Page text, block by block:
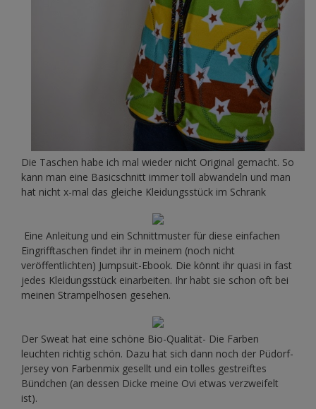
Die Taschen habe ich mal wieder nicht Original gemacht. So
kann man eine Basicschnitt immer toll abwandeln und man
hat nicht x-mal das gleiche Kleidungsstück im Schrank
Eine Anleitung und ein Schnittmuster für diese einfachen
Eingrifftaschen findet ihr in meinem (noch nicht
veröffentlichten) Jumpsuit-Ebook. Die könnt ihr quasi in fast
jedes Kleidungsstück einarbeiten. Ihr habt sie schon oft bei
meinen Strampelhosen gesehen.
Der Sweat hat eine schöne Bio-Qualität- Die Farben
leuchten richtig schön. Dazu hat sich dann noch der Püdorf-
Jersey von Farbenmix gesellt und ein tolles gestreiftes
Bündchen (an dessen Dicke meine Ovi etwas verzweifelt
ist).